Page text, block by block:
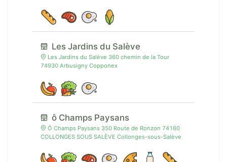
Les Jardins du Salève
Les Jardins du Salève 360 chemin de la Tour
74930 Arbusigny Copponex
ô Champs Paysans
Ô Champs Paysans 350 Route de Ronzon 74160
COLLONGES SOUS SALÈVE Collonges-sous-Salève